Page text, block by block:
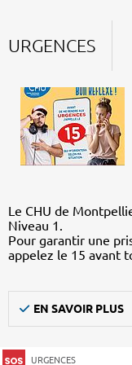
URGENCES
Le CHU de
Niveau 1.
Pour garantir une
appelez le 15 avant
EN SAVOIR PLUS
URGENCES